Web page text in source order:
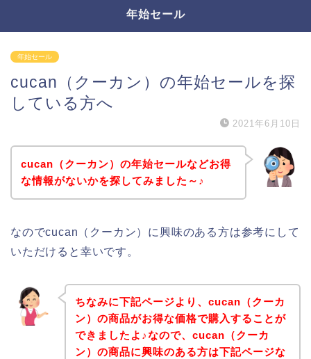
年始セール
年始セール
cucan（クーカン）の年始セールを探
している方へ
2021年6月10日
cucan（クーカン）の年始セールなどお得
な情報がないかを探してみました～♪
なのでcucan（クーカン）に興味のある方は参考にして
いただけると幸いです。
ちなみに下記ページより、cucan（クーカ
ン）の商品がお得な価格で購入することが
できましたよ♪なので、cucan（クーカ
ン）の商品に興味のある方は下記ページな